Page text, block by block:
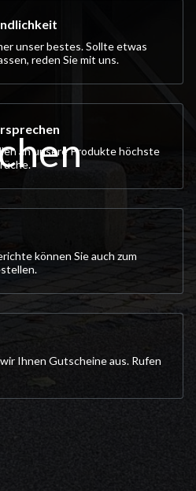
unser bestes. Sollte etwas
reden Sie mit uns.
an unsere Produkte höchste
können Sie auch zum
Ihnen Gutscheine aus. Rufen